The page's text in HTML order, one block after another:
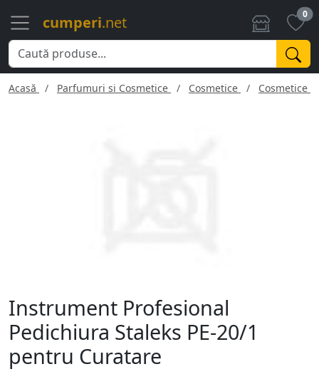
cumperi.net 0
Acasă Parfumuri si Cosmetice Cosmetice Cosmetice
Instrument Profesional
Pedichiura Staleks PE-20/1
pentru Curatare